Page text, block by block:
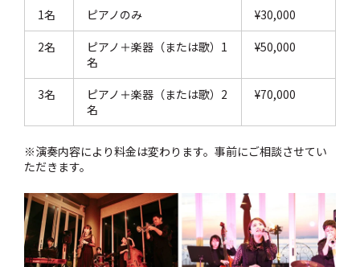
1名
ピアノのみ
¥30,000
2名
ピアノ＋楽器（または歌）1
名
¥50,000
3名
ピアノ＋楽器（または歌）2
名
¥70,000
※演奏内容により料金は変わります。事前にご相談させてい
ただきます。